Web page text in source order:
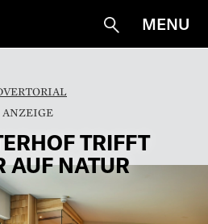
Suche
MENU
TRIFFT
AUF NATUR